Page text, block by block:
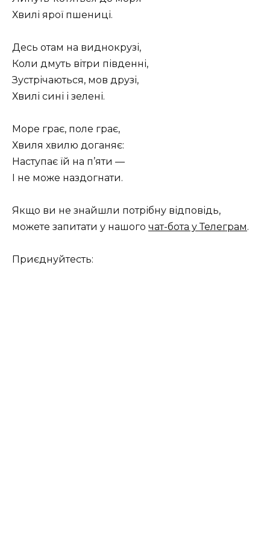
Хвилі ярої пшениці.
Десь отам на виднокрузі,
Коли дмуть вітри південні,
Зустрічаються, мов друзі,
Хвилі сині і зелені.
Море грає, поле грає,
Хвиля хвилю доганяє:
Наступає їй на п’яти —
І не може наздогнати.
Якщо ви не знайшли потрібну відповідь,
можете запитати у нашого чат-бота у Телеграм.
Приєднуйтесть: